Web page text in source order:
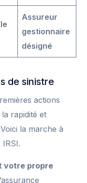
Assureur
gestionnaire
désigné
de sinistre
actions
rapidité et
la marche à
votre propre